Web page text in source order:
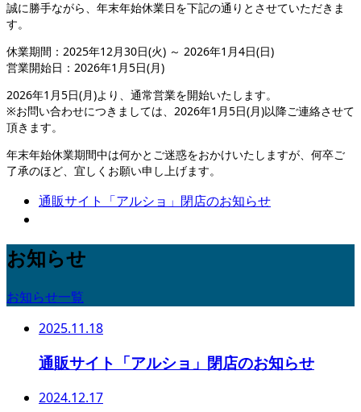
誠に勝手ながら、年末年始休業日を下記の通りとさせていただきま
す。
休業期間：2025年12月30日(火) ～ 2026年1月4日(日)
営業開始日：2026年1月5日(月)
2026年1月5日(月)より、通常営業を開始いたします。
※お問い合わせにつきましては、2026年1月5日(月)以降ご連絡させて
頂きます。
年末年始休業期間中は何かとご迷惑をおかけいたしますが、何卒ご
了承のほど、宜しくお願い申し上げます。
通販サイト「アルショ」閉店のお知らせ
お知らせ
お知らせ一覧
2025.11.18
通販サイト「アルショ」閉店のお知らせ
2024.12.17